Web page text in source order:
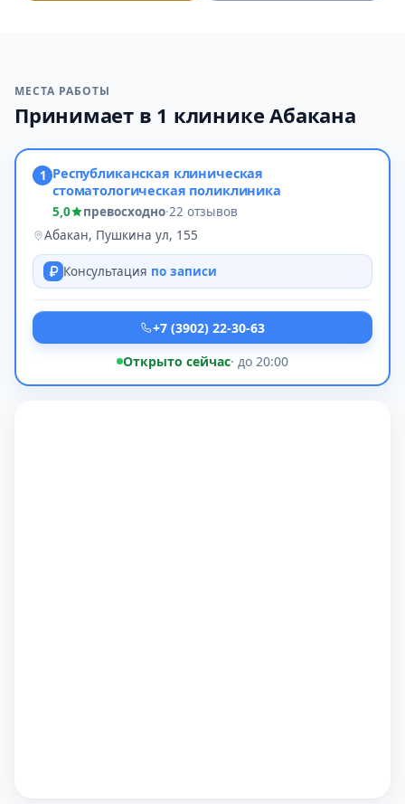
МЕСТА РАБОТЫ
Принимает в 1 клинике Абакана
1 Республиканская клиническая
стоматологическая поликлиника
5,0 превосходно·22 отзывов
Абакан, Пушкина ул, 155
Консультация по записи
+7 (3902) 22-30-63
Открыто сейчас· до 20:00